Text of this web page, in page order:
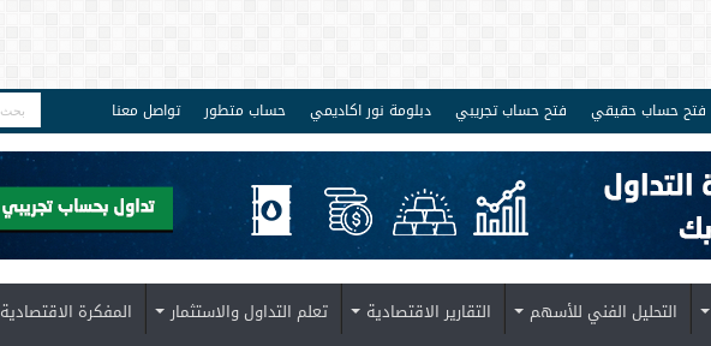
فتح حساب حقيقي فتح حساب تجريبي دبلومة نور اكاديمي حساب متطور تواصل معنا
التحليل الفني للأسهم التقارير الاقتصادية تعلم التداول والاستثمار المفكرة الاقتصادية